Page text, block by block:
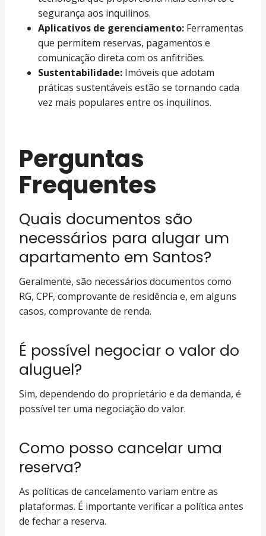
segurança aos inquilinos.
Aplicativos de gerenciamento: Ferramentas
que permitem reservas, pagamentos e
comunicação direta com os anfitriões.
Sustentabilidade: Imóveis que adotam
práticas sustentáveis estão se tornando cada
vez mais populares entre os inquilinos.
Perguntas
Frequentes
Quais documentos são
necessários para alugar um
apartamento em Santos?
Geralmente, são necessários documentos como
RG, CPF, comprovante de residência e, em alguns
casos, comprovante de renda.
É possível negociar o valor do
aluguel?
Sim, dependendo do proprietário e da demanda, é
possível ter uma negociação do valor.
Como posso cancelar uma
reserva?
As políticas de cancelamento variam entre as
plataformas. É importante verificar a política antes
de fechar a reserva.